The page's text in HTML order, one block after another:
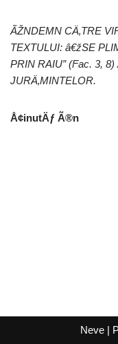
ÃŽNDEMN CÄ‚TRE
TEXTULUI: â€žSE
PRIN RAIU” (Fac. 3,
JURÄ‚MINTELOR.
Å¢inutÄƒ Ã®n
Neve|